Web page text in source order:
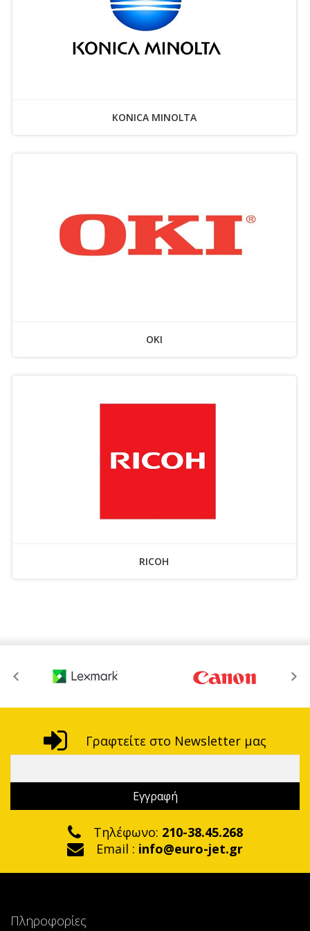
KONICA MINOLTA
OKI
RICOH
Γραφτείτε στο Newsletter μας
Τηλέφωνο: 210-38.45.268
Email : info@euro-jet.gr
Πληροφορίες